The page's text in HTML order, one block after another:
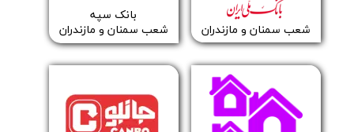
​​​​​​​شعب سمنان و مازندران
​​بانک سپه
​​​​​​​شعب سمنان و مازندران